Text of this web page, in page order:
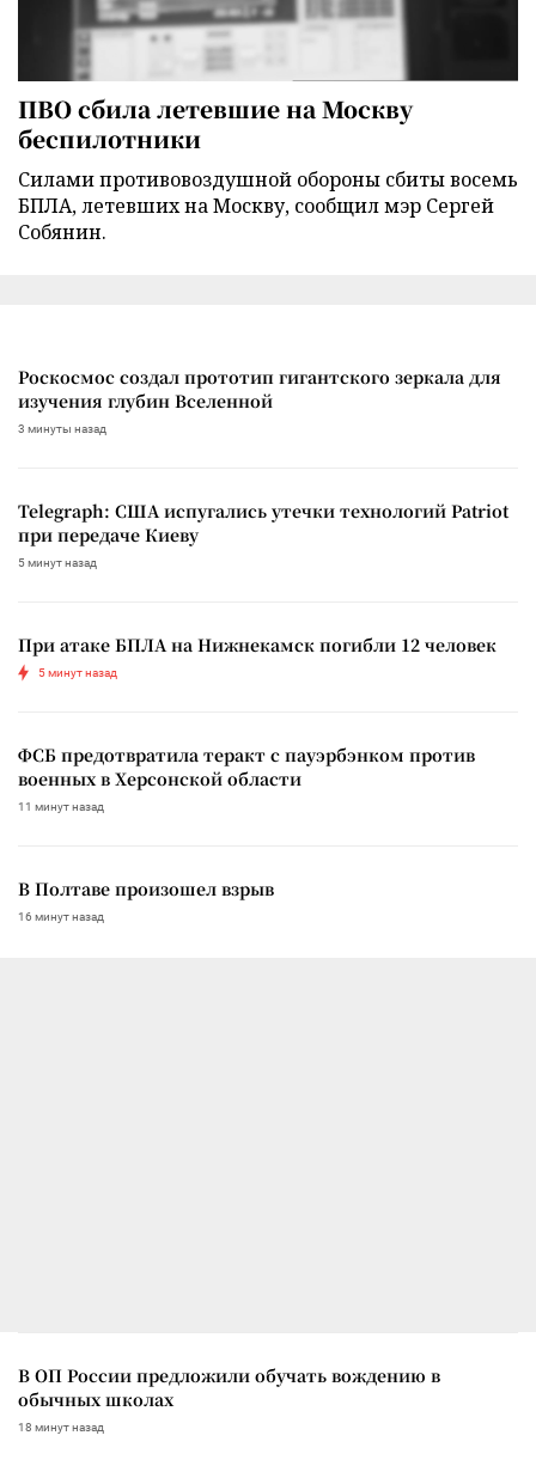
ПВО сбила летевшие на Москву
беспилотники
Силами противовоздушной обороны сбиты восемь
БПЛА, летевших на Москву, сообщил мэр Сергей
Собянин.
Роскосмос создал прототип гигантского зеркала для
изучения глубин Вселенной
3 минуты назад
Telegraph: США испугались утечки технологий Patriot
при передаче Киеву
5 минут назад
При атаке БПЛА на Нижнекамск погибли 12 человек
5 минут назад
ФСБ предотвратила теракт с пауэрбэнком против
военных в Херсонской области
11 минут назад
В Полтаве произошел взрыв
16 минут назад
В ОП России предложили обучать вождению в
обычных школах
18 минут назад